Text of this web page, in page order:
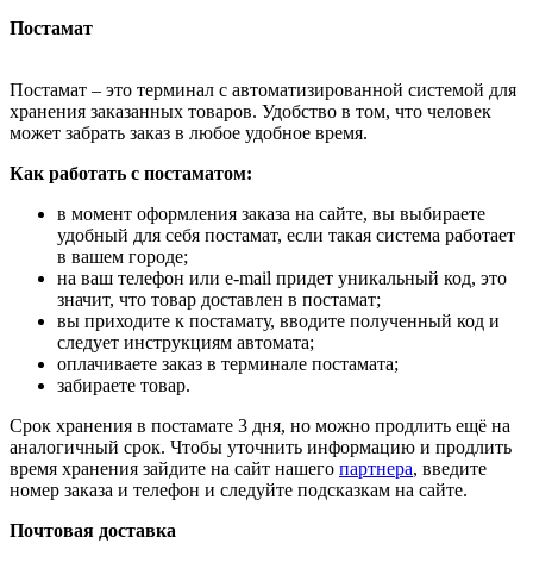
Постамат
Постамат – это терминал с автоматизированной системой для
хранения заказанных товаров. Удобство в том, что человек
может забрать заказ в любое удобное время.
Как работать с постаматом:
в момент оформления заказа на сайте, вы выбираете
удобный для себя постамат, если такая система работает
в вашем городе;
на ваш телефон или e-mail придет уникальный код, это
значит, что товар доставлен в постамат;
вы приходите к постамату, вводите полученный код и
следует инструкциям автомата;
оплачиваете заказ в терминале постамата;
забираете товар.
Срок хранения в постамате 3 дня, но можно продлить ещё на
аналогичный срок. Чтобы уточнить информацию и продлить
время хранения зайдите на сайт нашего партнера, введите
номер заказа и телефон и следуйте подсказкам на сайте.
Почтовая доставка